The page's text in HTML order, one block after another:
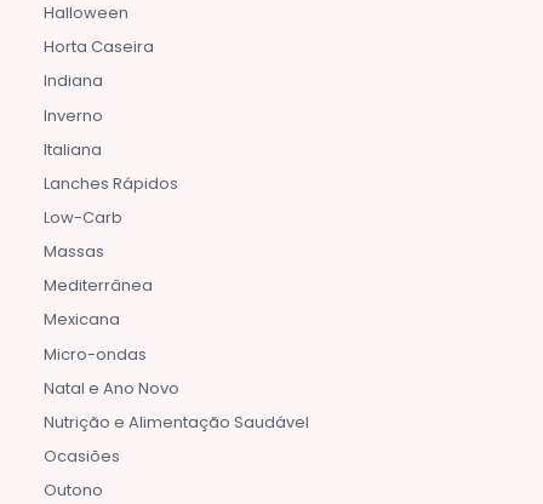
Halloween
Horta Caseira
Indiana
Inverno
Italiana
Lanches Rápidos
Low-Carb
Massas
Mediterrânea
Mexicana
Micro-ondas
Natal e Ano Novo
Nutrição e Alimentação Saudável
Ocasiões
Outono